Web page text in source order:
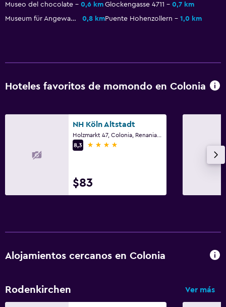
Museo del chocolate
0,6 km Glockengasse 4711
0,7 km
Museum für Angewandte Kunst
0,8 kmPuente Hohenzollern 1,0 km
Hoteles favoritos de momondo en Colonia
NH Köln Altstadt
8,3
4 estrellas
$83
Alojamientos cercanos en Colonia
Rodenkirchen Ver más